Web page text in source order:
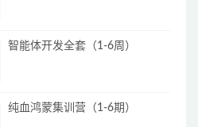
智能体开发全套（1-6周）
纯血鸿蒙集训营（1-6期）